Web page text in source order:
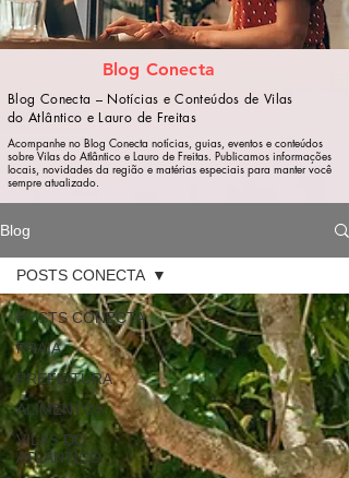
Blog Conecta
Blog Conecta – Notícias e Conteúdos de Vilas
do Atlântico e Lauro de Freitas
Acompanhe no Blog Conecta notícias, guias, eventos e conteúdos
sobre Vilas do Atlântico e Lauro de Freitas. Publicamos informações
locais, novidades da região e matérias especiais para manter você
sempre atualizado.
Blog
POSTS CONECTA
PRAIA
PREFEITURA
ALIMENTOS
VILAS DO
ATLÂNTICO
POSTS CONECTA